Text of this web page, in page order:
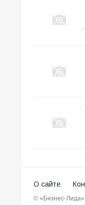
О сайте
© «Бизнес-